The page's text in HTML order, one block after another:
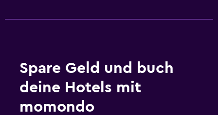
Kleiderständer
Aktivitäten
Geschenkartikelgeschäft
Unterhaltung am Abend
Shopping
Spare Geld und buch
deine Hotels mit
momondo